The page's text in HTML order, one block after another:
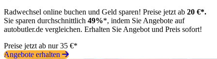
Radwechsel online buchen und Geld sparen! Preise jetzt ab 20 €*.
Sie sparen durchschnittlich 49%*, indem Sie Angebote auf
autobutler.de vergleichen. Erhalten Sie Angebot und Preis sofort!
Preise jetzt ab nur 35 €*
Angebote erhalten